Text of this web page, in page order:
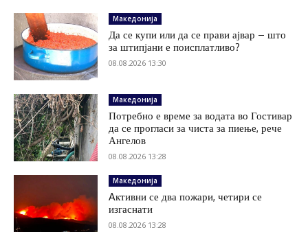
Македонија
Да се купи или да се прави ајвар – што
за штипјани е поисплатливо?
08.08.2026 13:30
Македонија
Потребно е време за водата во Гостивар
да се прогласи за чиста за пиење, рече
Ангелов
08.08.2026 13:28
Македонија
Aктивни се два пожари, четири се
изгаснати
08.08.2026 13:28